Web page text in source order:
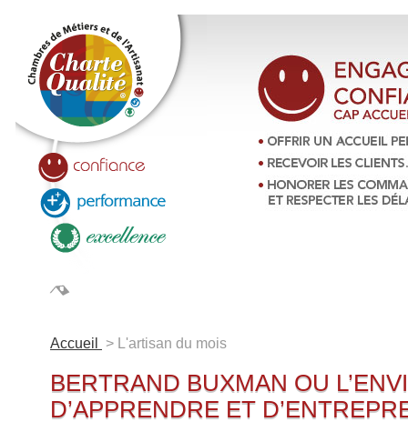
Accueil > L'artisan du mois
BERTRAND BUXMAN OU
D’APPRENDRE ET